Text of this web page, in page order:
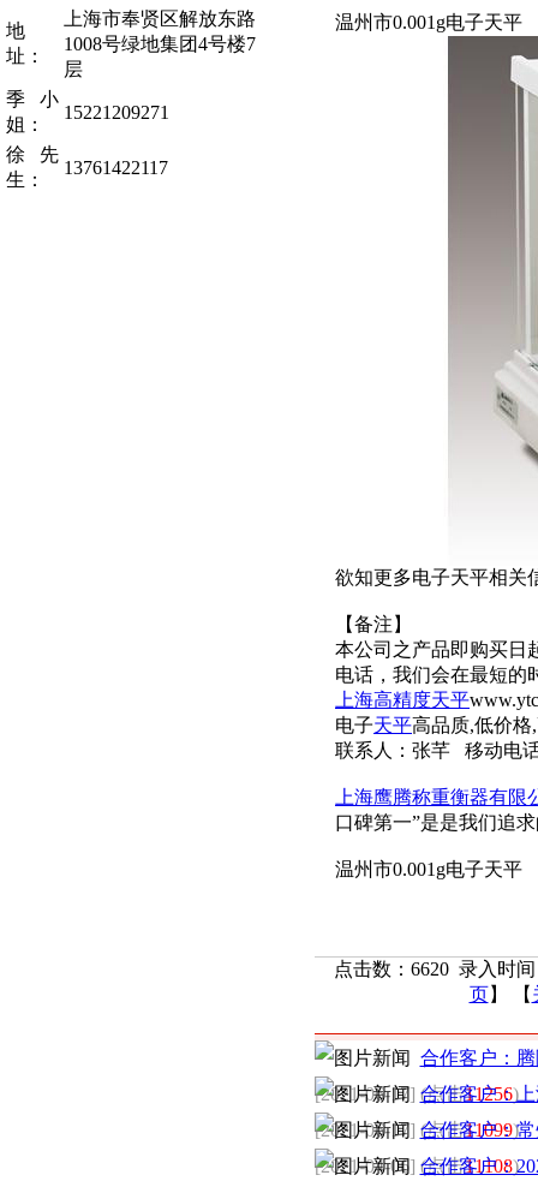
地
址：
上海市奉贤区解放东路
1008号绿地集团4号楼7
层
季小
姐：
15221209271
徐先
生：
13761422117
温州市0.001g电子天平
欲知更多电子天平相关
【备注】
本公司之产品即购买日
电话，我们会在最短的
上海高精度天平
电子天平高品质,低价格
联系人：张芊 移动电话
上海鹰腾称重衡器有限
口碑第一”是是我们追
温州市0.001g电子天平
点击数：6620 录入时间
页】 【
合作客户：
[2021-06-17] (点击11256)
合作客户：
[2021-06-17] (点击11099)
合作客户：
[2021-04-06] (点击11108)
合作客户：